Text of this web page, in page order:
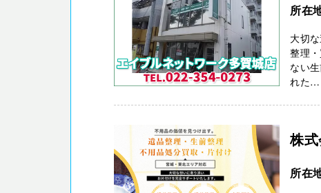
所在
大切
整理
ない
れた…
株
所在